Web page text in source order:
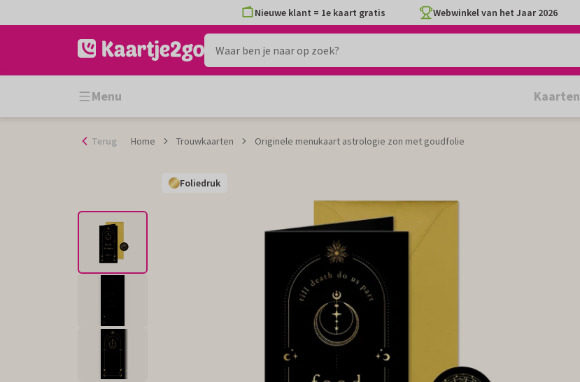
naar
Nieuwe klant = 1e kaart gratis Webwinkel van het Jaar 2026
Menu Kaarten
Terug Home Trouwkaarten Originele menukaart astrologie zon met goudfolie
Foliedruk
Foliedruk
Foliedruk
Foliedruk
Foliedruk
Foliedruk